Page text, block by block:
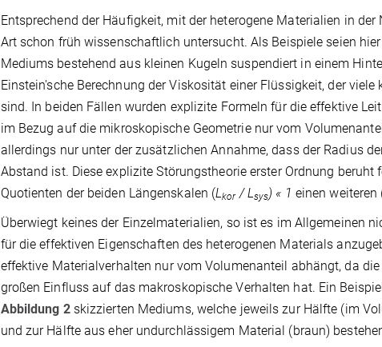
Entsprechend der Häufigkeit, mit der heterogene Materialien in
Art schon früh wissenschaftlich untersucht. Als Beispiele seien
Mediums bestehend aus kleinen Kugeln suspendiert in einem
Einstein'sche Berechnung der Viskosität einer Flüssigkeit, der
sind. In beiden Fällen wurden explizite Formeln für die effektive
im Bezug auf die mikroskopische Geometrie nur vom
allerdings nur unter der zusätzlichen Annahme, dass der Radius
Abstand ist. Diese explizite Störungstheorie erster Ordnung
Quotienten der beiden Längenskalen (Lkor/ Lsys) « 1 einen
Überwiegt keines der Einzelmaterialien, so ist es im Allgemeinen
für die effektiven Eigenschaften des heterogenen Materials
effektive Materialverhalten nur vom Volumenanteil abhängt, da
großen Einfluss auf das makroskopische Verhalten hat. Ein
Abbildung 2skizzierten Mediums, welche jeweils zur Hälfte (im
und zur Hälfte aus eher undurchlässigem Material (braun)